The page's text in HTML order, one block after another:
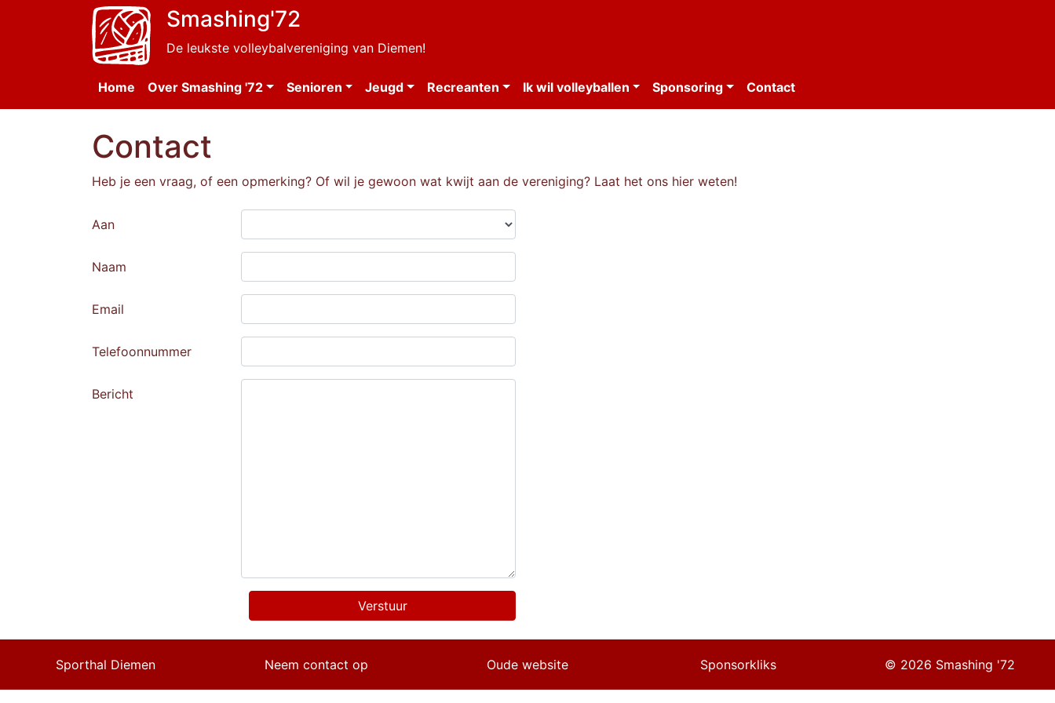
Smashing'72
De leukste volleybalvereniging van Diemen!
Home Over Smashing '72 Senioren Jeugd Recreanten Ik wil volleyballen Sponsoring Contact
Contact
Heb je een vraag, of een opmerking? Of wil je gewoon wat kwijt aan de vereniging? Laat het ons hier weten!
Aan
Naam
Email
Telefoonnummer
Bericht
Verstuur
Sporthal Diemen Neem contact op Oude website Sponsorkliks © 2026 Smashing '72